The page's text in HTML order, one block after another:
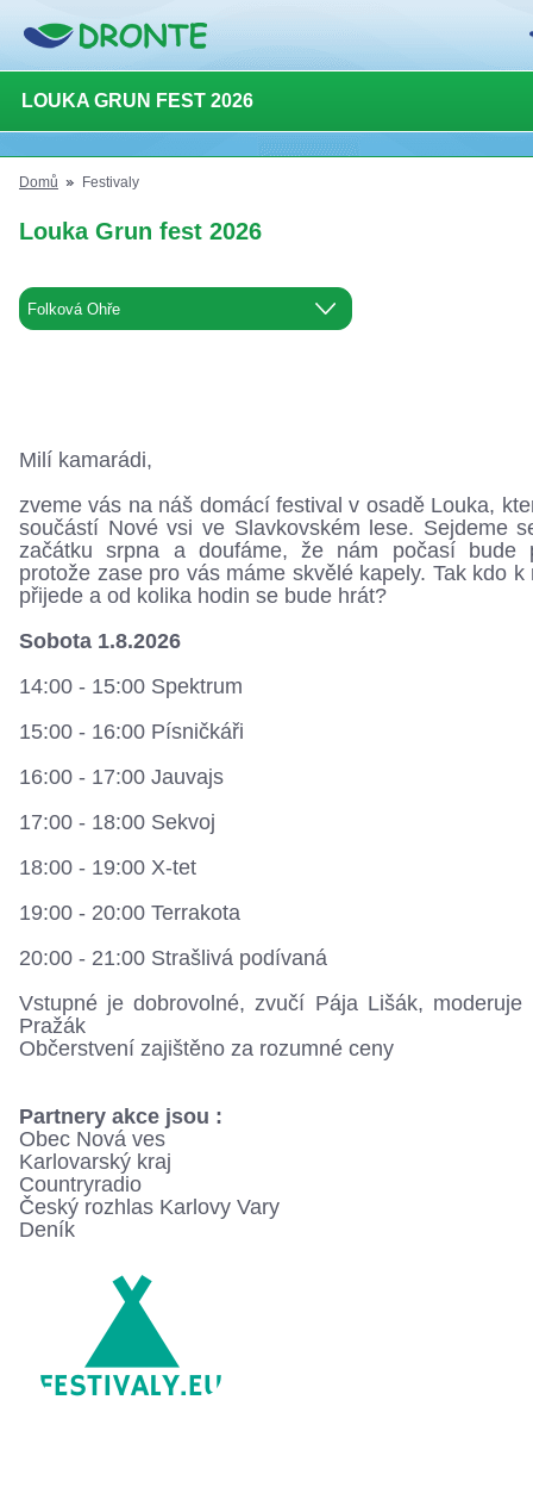
LOUKA GRUN FEST 2026
Domů Festivaly
Louka Grun fest 2026
Milí kamarádi,
zveme vás na náš domácí festival v osadě Louka,
součástí Nové vsi ve Slavkovském lese. Sejdeme
začátku srpna a doufáme, že nám počasí bude
protože zase pro vás máme skvělé kapely. Tak kdo k
přijede a od kolika hodin se bude hrát?
Sobota 1.8.2026
14:00 - 15:00 Spektrum
15:00 - 16:00 Písničkáři
16:00 - 17:00 Jauvajs
17:00 - 18:00 Sekvoj
18:00 - 19:00 X-tet
19:00 - 20:00 Terrakota
20:00 - 21:00 Strašlivá podívaná
Vstupné je dobrovolné, zvučí Pája Lišák, moderuje
Pražák
Občerstvení zajištěno za rozumné ceny
Partnery akce jsou :
Obec Nová ves
Karlovarský kraj
Countryradio
Český rozhlas Karlovy Vary
Deník